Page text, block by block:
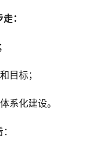
：
目标；
系化建设。